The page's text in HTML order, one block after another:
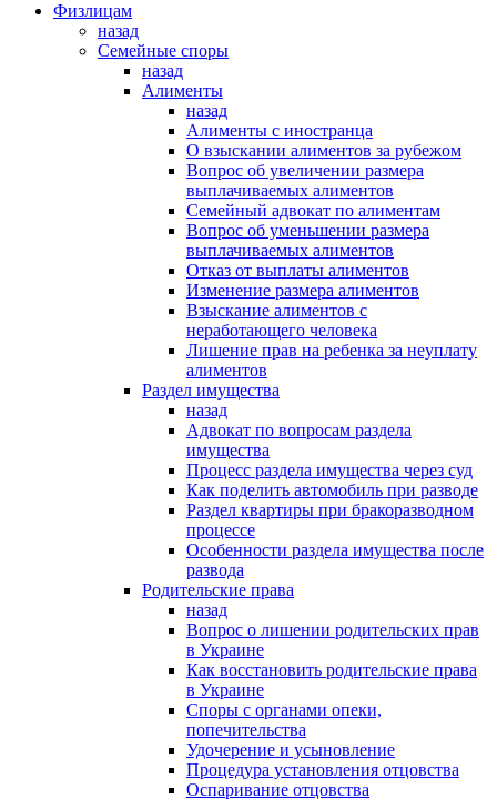
Физлицам
назад
Семейные споры
назад
Алименты
назад
Алименты с иностранца
О взыскании алиментов за рубежом
Вопрос об увеличении размера
выплачиваемых алиментов
Семейный адвокат по алиментам
Вопрос об уменьшении размера
выплачиваемых алиментов
Отказ от выплаты алиментов
Изменение размера алиментов
Взыскание алиментов с
неработающего человека
Лишение прав на ребенка за неуплату
алиментов
Раздел имущества
назад
Адвокат по вопросам раздела
имущества
Процесс раздела имущества через суд
Как поделить автомобиль при разводе
Раздел квартиры при бракоразводном
процессе
Особенности раздела имущества после
развода
Родительские права
назад
Вопрос о лишении родительских прав
в Украине
Как восстановить родительские права
в Украине
Споры с органами опеки,
попечительства
Удочерение и усыновление
Процедура установления отцовства
Оспаривание отцовства